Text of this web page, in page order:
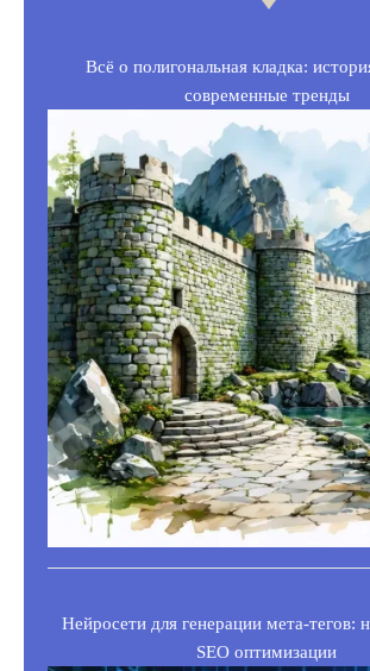
Всё о полигональная кладка:
современные тренды
Нейросети для генерации мета-тегов:
SEO оптимизации